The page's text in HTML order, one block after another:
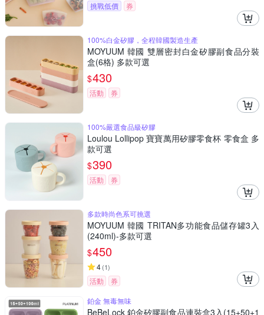
挑戰低價
券
100%白金矽膠，全程韓國製造生產
MOYUUM 韓國 雙層密封白金矽膠副食品分裝
盒(6格) 多款可選
$430
活動 券
100%嚴選食品級矽膠
Loulou Lollipop 寶寶萬用矽膠零食杯 零食盒 多
款可選
$390
活動 券
多款時尚色系可挑選
MOYUUM 韓國 TRITAN多功能食品儲存罐3入
(240ml)-多款可選
$450
4(1)
活動
券
鉑金 無毒無味
BeBeLock 鉑金矽膠副食品連裝盒3入(15+50+1